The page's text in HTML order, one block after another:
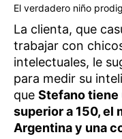
El verdadero niño
La clienta, que
trabajar con
intelectuales, le
para medir su
que Stefano
superior a 150, el
Argentina y una